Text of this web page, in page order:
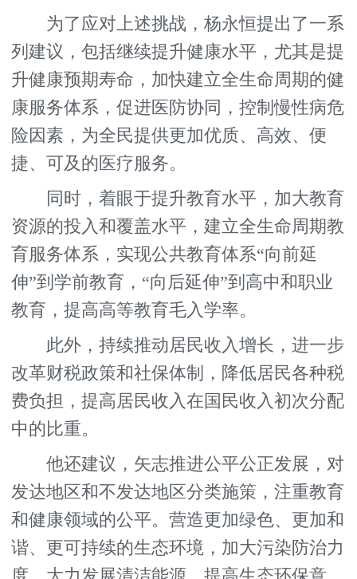
为了应对上述挑战，杨永恒提出了一系
列建议，包括继续提升健康水平，尤其是提
升健康预期寿命，加快建立全生命周期的健
康服务体系，促进医防协同，控制慢性病危
险因素，为全民提供更加优质、高效、便
捷、可及的医疗服务。
同时，着眼于提升教育水平，加大教育
资源的投入和覆盖水平，建立全生命周期教
育服务体系，实现公共教育体系“向前延
伸”到学前教育，“向后延伸”到高中和职业
教育，提高高等教育毛入学率。
此外，持续推动居民收入增长，进一步
改革财税政策和社保体制，降低居民各种税
费负担，提高居民收入在国民收入初次分配
中的比重。
他还建议，矢志推进公平公正发展，对
发达地区和不发达地区分类施策，注重教育
和健康领域的公平。营造更加绿色、更加和
谐、更可持续的生态环境，加大污染防治力